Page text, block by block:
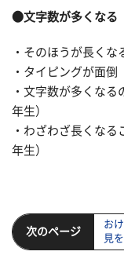
●文字数が多くなる
・そのほうが長くな
・タイピングが面倒
・文字数が多くな
年生）
・わざわざ長くな
年生）
次のページ
お
見